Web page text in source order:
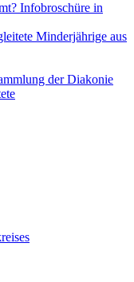
Infobroschüre in
Minderjährige aus
der Diakonie